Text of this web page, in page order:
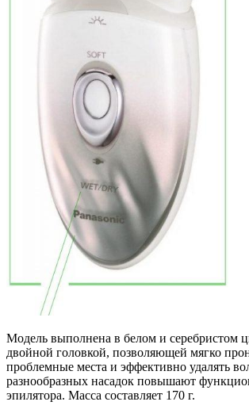
Модель выполнена в белом и серебристом
двойной головкой, позволяющей мягко
проблемные места и эффективно удалять
разнообразных насадок повышают
эпилятора. Масса составляет 170 г.